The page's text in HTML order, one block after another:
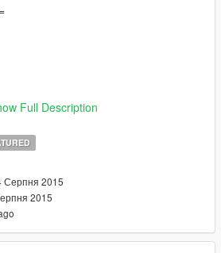
in:
Full Description
Серпня 2015
2015